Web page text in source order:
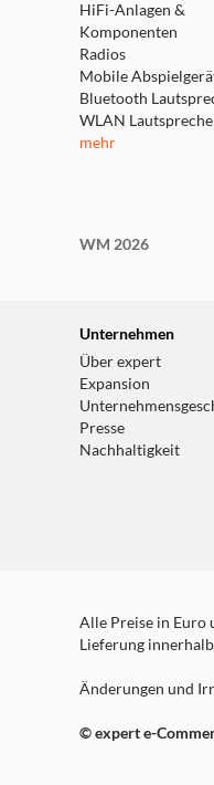
HiFi-Anlagen &
Komponenten
Radios
Mobile
Bluetooth
WLAN
mehr
WM 2026
Unternehmen
Über expert
Expansion
Presse
Nachhaltigkeit
Alle Preise in Euro
Lieferung
Änderungen und
© expert e-